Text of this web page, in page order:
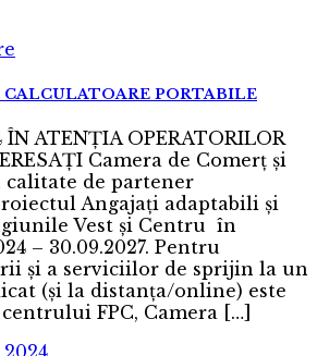
PORTABILE
ÎN ATENŢIA OPERATORILOR
Camera de Comerț și
de partener
Angajați adaptabili și
Vest și Centru în
– 30.09.2027. Pentru
și a serviciilor de sprijin la un
(și la distanța/online) este
FPC, Camera […]